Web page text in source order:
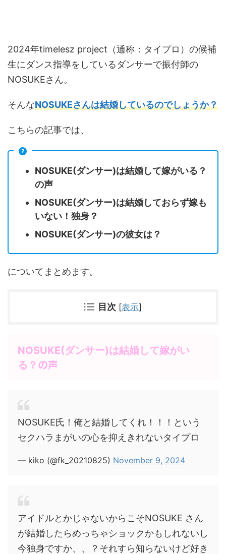
2024年timelesz project（通称：タイプロ）の候補
生にダンス指導をしているダンサーで振付師の
NOSUKEさん。
そんなNOSUKEさんは結婚しているのでしょうか？
こちらの記事では、
NOSUKE(ダンサー)は結婚して嫁がいる？
の声
NOSUKE(ダンサー)は結婚しておらず嫁も
いない！独身？
NOSUKE(ダンサー)の彼女は？
についてまとめます。
目次 [表示]
NOSUKE(ダンサー)は結婚して嫁がい
る ？ の声
NOSUKE氏！俺と結婚してくれ！！！という
セクハラまがいの心を抑えきれないタイプロ
— kiko (@fk_20210825) November 9, 2024
アイドルとかじゃないからこそNOSUKE さん
が結婚したらめっちゃショックかもしれないし
今独身ですか、、？それすら知らないけど好き